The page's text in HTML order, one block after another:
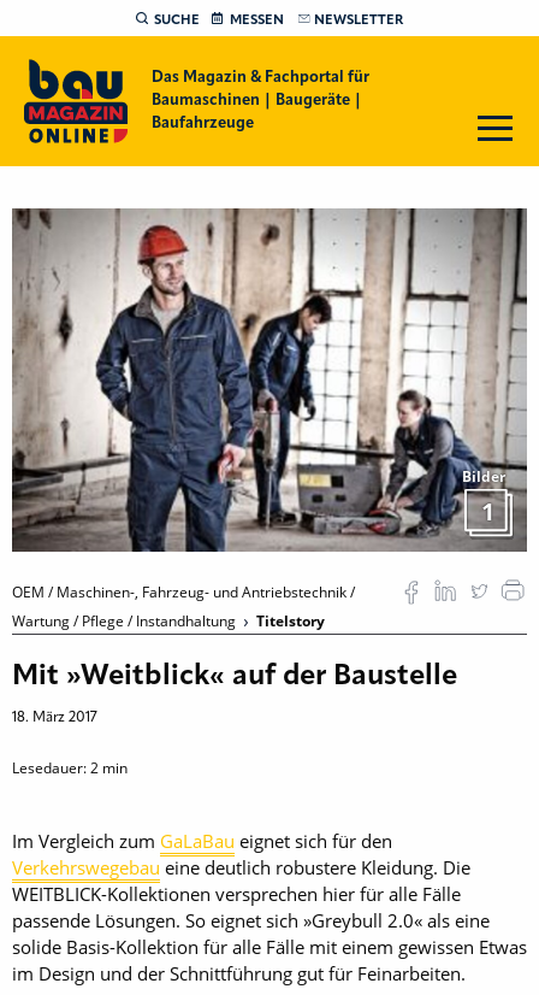
SUCHE MESSEN NEWSLETTER
Das Magazin & Fachportal für
Baumaschinen | Baugeräte |
Baufahrzeuge
Bilder
1
OEM / Maschinen-, Fahrzeug- und Antriebstechnik /
Wartung / Pflege / Instandhaltung
Titelstory
Mit »Weitblick« auf der Baustelle
18. März 2017
Lesedauer:2 min
Im Vergleich zum GaLaBau ­eignet sich für den
Verkehrswegebau eine deutlich robustere Kleidung. Die
WEITBLICK-Kollektionen versprechen hier für alle Fälle
passende Lösungen. So eignet sich »Greybull 2.0« als ­eine
solide Basis-Kollektion für alle Fälle mit einem gewissen Etwas
im Design und der Schnittführung gut für Feinarbeiten.